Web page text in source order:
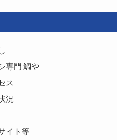
専門 鯛や
ス
況
イト等